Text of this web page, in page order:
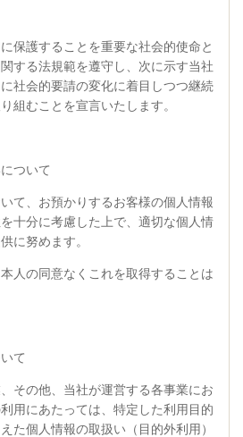
保護することを重要な社会的使命と
する法規範を遵守し、次に示す当社
社会的要請の変化に着目しつつ継続
組むことを宣言いたします。
ついて
て、お預かりするお客様の個人情報
十分に考慮した上で、適切な個人情
に努めます。
人の同意なくこれを取得することは
て
その他、当社が運営する各事業にお
用にあたっては、特定した利用目的
た個人情報の取扱い（目的外利用）